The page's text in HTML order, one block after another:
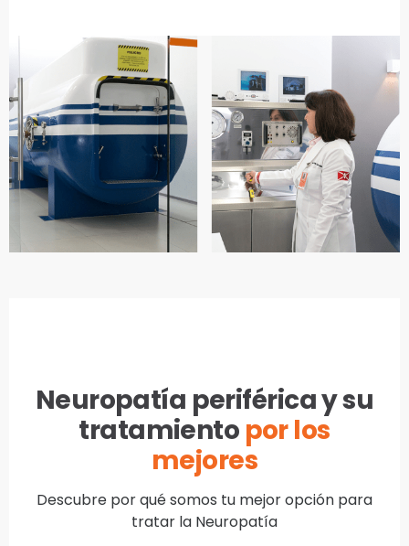
Neuropatía periférica y su
tratamiento por los
mejores
Descubre por qué somos tu mejor opción para
tratar la Neuropatía